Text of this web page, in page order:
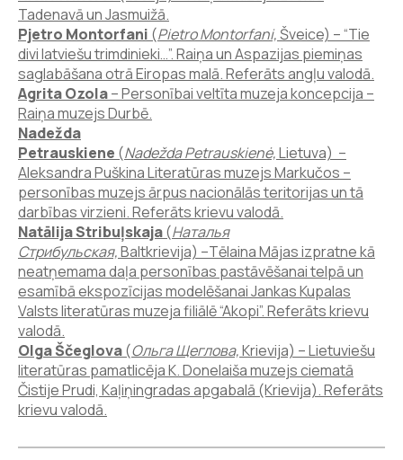
Tadenavā un Jasmuižā.
Pjetro Montorfani (Pietro Montorfani,Šveice) – “Tie
divi latviešu trimdinieki…”. Raiņa un Aspazijas piemiņas
saglabāšana otrā Eiropas malā. Referāts angļu valodā.
Agrita Ozola– Personībai veltīta muzeja koncepcija –
Raiņa muzejs Durbē.
Nadežda
Petrauskiene (Nadežda Petrauskienė,Lietuva) –
Aleksandra Puškina Literatūras muzejs Markučos –
personības muzejs ārpus nacionālās teritorijas un tā
darbības virzieni. Referāts krievu valodā.
Natālija Stribuļskaja(Наталья
Стрибульская,Baltkrievija) –Tēlaina Mājas izpratne kā
neatņemama daļa personības pastāvēšanai telpā un
esamībā ekspozīcijas modelēšanai Jankas Kupalas
Valsts literatūras muzeja filiālē “Akopi”. Referāts krievu
valodā.
Olga Ščeglova(Ольга Щеглова,Krievija) – Lietuviešu
literatūras pamatlicēja K. Donelaiša muzejs ciematā
Čistije Prudi, Kaļiņingradas apgabalā (Krievija). Referāts
krievu valodā.